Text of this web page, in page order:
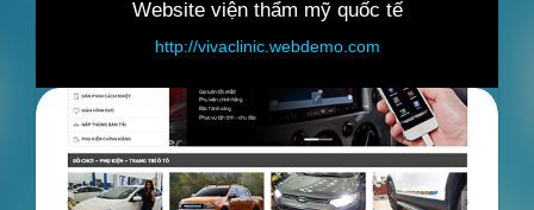
Website bán hàng tổng hợp cao
http://shop.webdemo.com